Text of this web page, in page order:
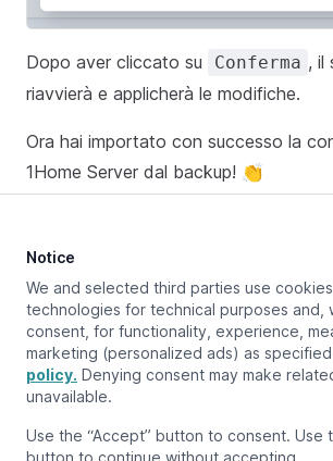
Dopo aver cliccato su Conferma , il
riavvierà e applicherà le modifiche.
Ora hai importato con successo la
1Home Server dal backup! 👏
Aggiornato a:
Pagina precedente
Impostazioni di data, ora e posizione
Reset
Notice
We and selected third parties use
technologies for technical purposes and,
consent, for functionality, experience,
marketing (personalized ads) as
policy. Denying consent may make
unavailable.
Use the “Accept” button to consent. Use
button to continue without accepting.